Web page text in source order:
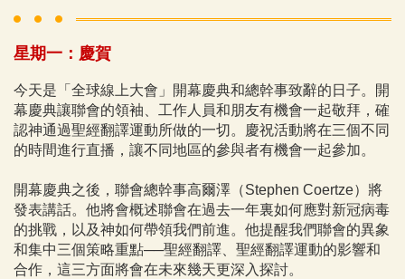
​星期一：慶賀
今天是「全球線上大會」開幕慶典和總幹事致辭的日子。開
幕慶典讓聯會的領袖、工作人員和朋友有機會一起敬拜，確
認神通過聖經翻譯運動所做的一切。慶祝活動將在三個不同
的時間進行直播，讓不同地區的參與者有機會一起參加。
開幕慶典之後，聯會總幹事高爾澤（Stephen Coertze）將
發表講話。他將會概述聯會在過去一年裏如何應對新冠病毒
的挑戰，以及神如何帶領我們前進。他提醒我們聯會的異象
和集中三個策略重點──聖經翻譯、聖經翻譯運動的影響和
合作，這三方面將會在未來幾天更深入探討。